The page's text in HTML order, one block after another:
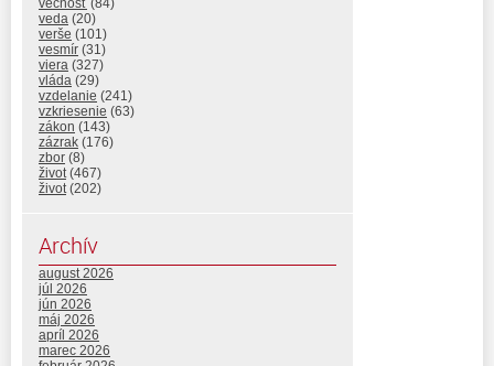
večnosť (84)
veda (20)
verše (101)
vesmír (31)
viera (327)
vláda (29)
vzdelanie (241)
vzkriesenie (63)
zákon (143)
zázrak (176)
zbor (8)
život(467)
život(202)
Archív
august 2026
júl 2026
jún 2026
máj 2026
apríl 2026
marec 2026